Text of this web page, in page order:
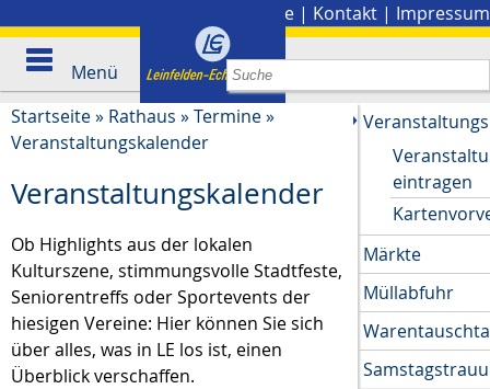
Presse | Kontakt | Impressum
Menü
Startseite» Rathaus »Termine»
Veranstaltungskalender
Veranstaltungskalender
Ob Highlights aus der lokalen
Kulturszene, stimmungsvolle Stadtfeste,
Seniorentreffs oder Sportevents der
hiesigen Vereine: Hier können Sie sich
über alles, was in LE los ist, einen
Überblick verschaffen.
eintragen
Märkte
Müllabfuhr